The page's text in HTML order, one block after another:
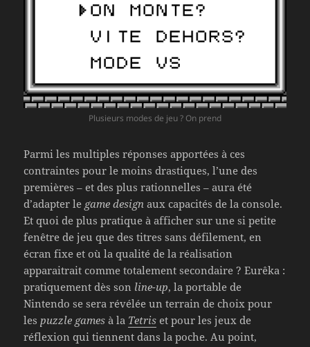
Plusieurs modes de jeu ? On prend
Parmi les multiples réponses apportées à ces
contraintes pour le moins drastiques, l’une des
premières – et des plus rationnelles – aura été
d’adapter le game design aux capacités de la console.
Et quoi de plus pratique à afficher sur une si petite
fenêtre de jeu que des titres sans défilement, en
écran fixe et où la qualité de la réalisation
apparaitrait comme totalement secondaire ? Eurêka :
pratiquement dès son line-up, la portable de
Nintendo se sera révélée un terrain de choix pour
les puzzle games à la Tetris et pour les jeux de
réflexion qui tiennent dans la poche. Au point,